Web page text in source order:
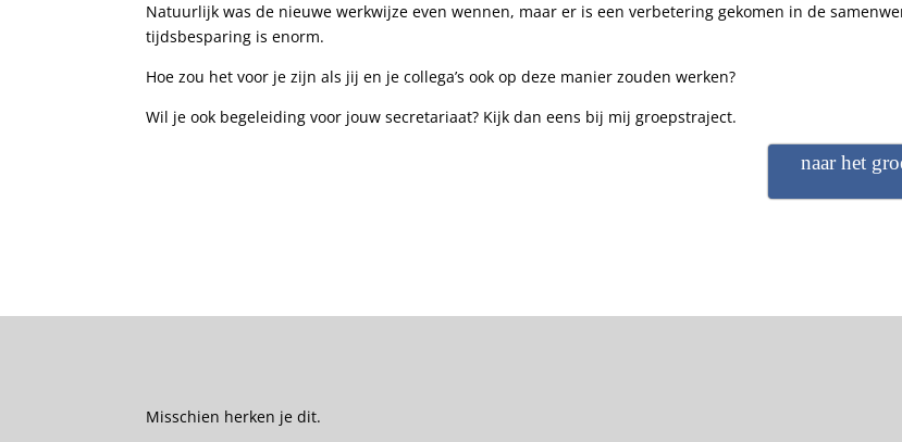
Natuurlijk was de nieuwe werkwijze even wennen, maar er is een verbetering gekomen in de
tijdsbesparing is enorm.
Hoe zou het voor je zijn als jij en je collega’s ook op deze manier zouden werken?
Wil je ook begeleiding voor jouw secretariaat? Kijk dan eens bij mij groepstraject.
naar het
Misschien herken je dit.